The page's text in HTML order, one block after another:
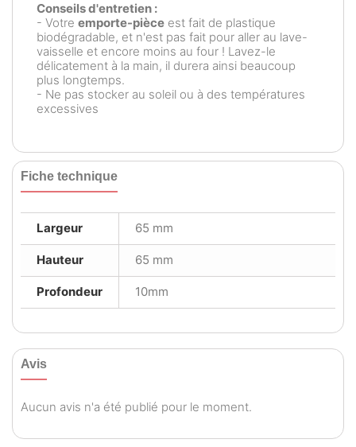
Conseils d'entretien :
- Votre emporte-pièce est fait de plastique
biodégradable, et n'est pas fait pour aller au lave-
vaisselle et encore moins au four ! Lavez-le
délicatement à la main, il durera ainsi beaucoup
plus longtemps.
- Ne pas stocker au soleil ou à des températures
excessives
Fiche technique
Largeur 65 mm
Hauteur 65 mm
Profondeur 10mm
Avis
Aucun avis n'a été publié pour le moment.